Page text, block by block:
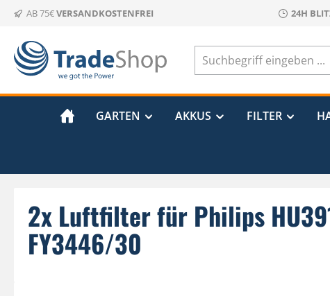
Hauptinhalt springen
Zur Suche springen
Zur Hauptnavigation springen
AB 75€VERSANDKOSTENFREI 24H
GARTEN AKKUS FILTER
2x Luftfilter für Philips
FY3446/30